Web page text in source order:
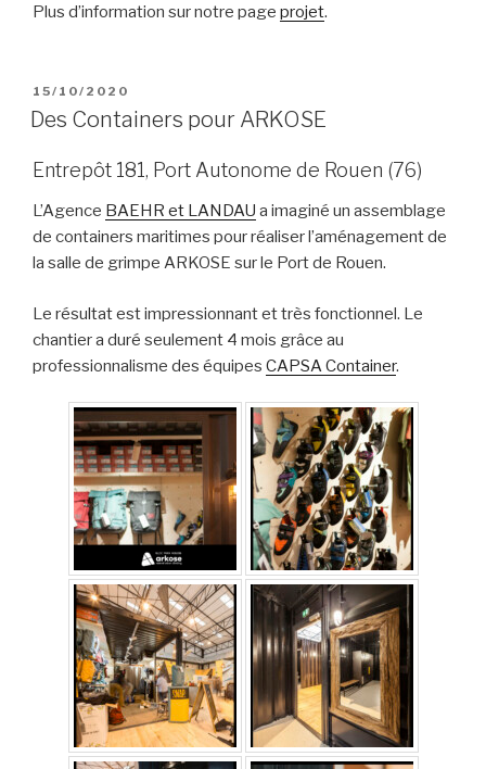
Plus d’information sur notre page projet.
PUBLIÉ
LE
15/10/2020
Des Containers pour ARKOSE
Entrepôt 181, Port Autonome de Rouen (76)
L’Agence BAEHR et LANDAU a imaginé un assemblage
de containers maritimes pour réaliser l’aménagement de
la salle de grimpe ARKOSE sur le Port de Rouen.
Le résultat est impressionnant et très fonctionnel. Le
chantier a duré seulement 4 mois grâce au
professionnalisme des équipes CAPSA Container.